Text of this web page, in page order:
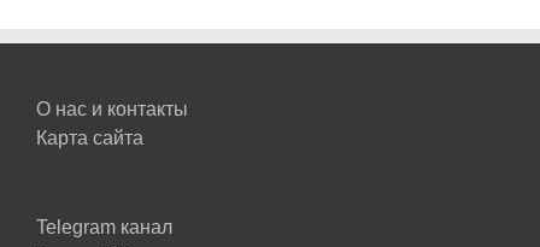
О нас и контакты
Карта сайта
Telegram канал